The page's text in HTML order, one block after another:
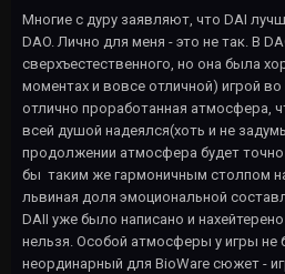
Многие с дуру заявляют, что DAI
DAO. Лично для меня - это не так. В
сверхъестественного, но она была
моментах и вовсе отличной) игрой во
отлично проработанная атмосфера,
всей душой надеялся(хоть и не
продолжении атмосфера будет точно
бы таким же гармоничным столпом
львиная доля эмоциональной
DAII уже было написано и
нельзя. Особой атмосферы у игры не
неординарный для BioWare сюжет -